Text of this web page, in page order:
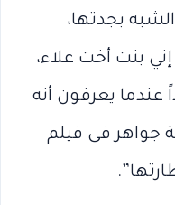
بجدتها،
بنت أخت علاء،
عندما يعرفون أنه
جواهر فى فيلم